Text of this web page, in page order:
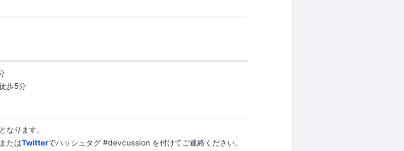
歩5分
なります。
またはTwitterでハッシュタグ #devcussion を付けてご連絡ください。